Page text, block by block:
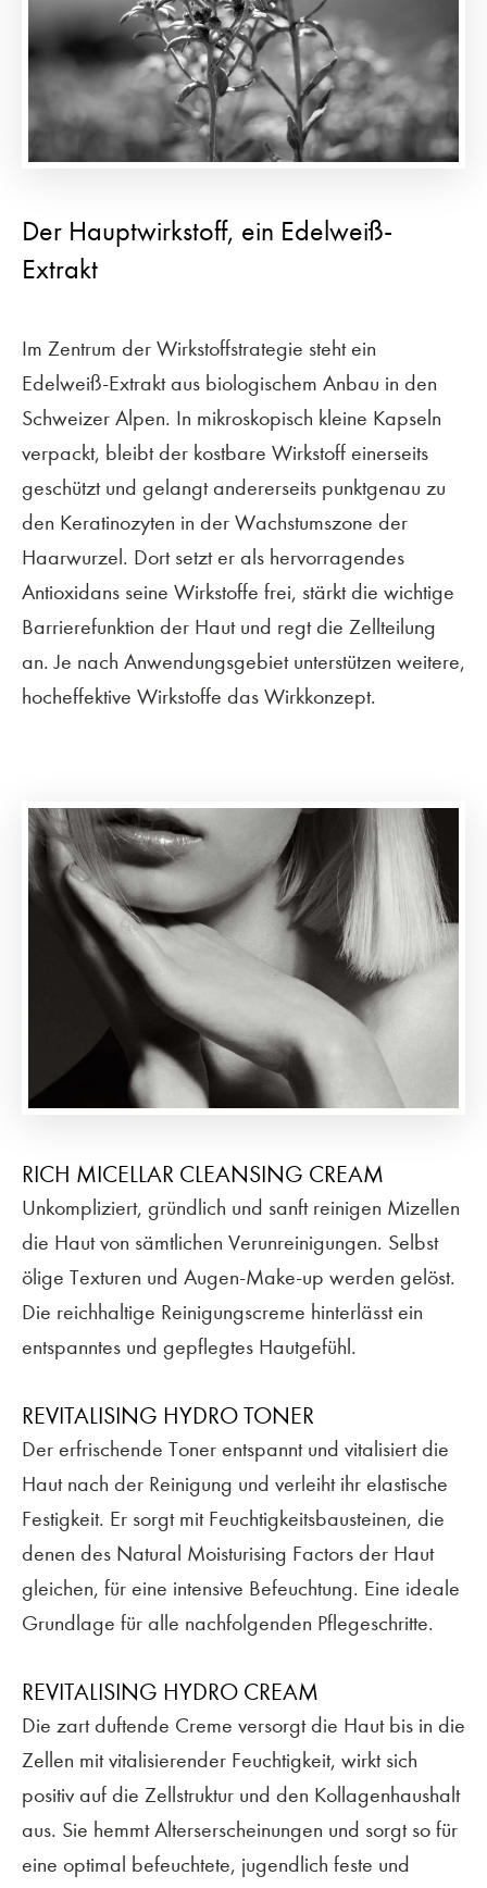
Der Hauptwirkstoff, ein Edelweiß-
Extrakt
Im Zentrum der Wirkstoffstrategie steht ein
Edelweiß-Extrakt aus biologischem Anbau in den
Schweizer Alpen. In mikroskopisch kleine Kapseln
verpackt, bleibt der kostbare Wirkstoff einerseits
geschützt und gelangt andererseits punktgenau zu
den Keratinozyten in der Wachstumszone der
Haarwurzel. Dort setzt er als hervorragendes
Antioxidans seine Wirkstoffe frei, stärkt die wichtige
Barrierefunktion der Haut und regt die Zellteilung
an. Je nach Anwendungsgebiet unterstützen weitere,
hocheffektive Wirkstoffe das Wirkkonzept.
RICH MICELLAR CLEANSING CREAM
Unkompliziert, gründlich und sanft reinigen Mizellen
die Haut von sämtlichen Verunreinigungen. Selbst
ölige Texturen und Augen-Make-up werden gelöst.
Die reichhaltige Reinigungscreme hinterlässt ein
entspanntes und gepflegtes Hautgefühl.
REVITALISING HYDRO TONER
Der erfrischende Toner entspannt und vitalisiert die
Haut nach der Reinigung und verleiht ihr elastische
Festigkeit. Er sorgt mit Feuchtigkeitsbausteinen, die
denen des Natural Moisturising Factors der Haut
gleichen, für eine intensive Befeuchtung. Eine ideale
Grundlage für alle nachfolgenden Pflegeschritte.
REVITALISING HYDRO CREAM
Die zart duftende Creme versorgt die Haut bis in die
Zellen mit vitalisierender Feuchtigkeit, wirkt sich
positiv auf die Zellstruktur und den Kollagenhaushalt
aus. Sie hemmt Alterserscheinungen und sorgt so für
eine optimal befeuchtete, jugendlich feste und